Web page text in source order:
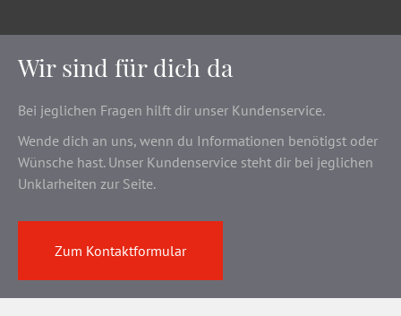
Wir sind für dich da
Bei jeglichen Fragen hilft dir unser Kundenservice.
Wende dich an uns, wenn du Informationen benötigst oder
Wünsche hast. Unser Kundenservice steht dir bei jeglichen
Unklarheiten zur Seite.
Zum Kontaktformular